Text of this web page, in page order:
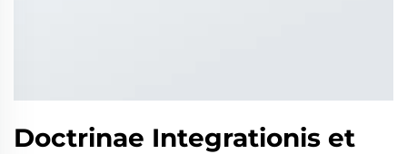
Doctrinae Integrationis et